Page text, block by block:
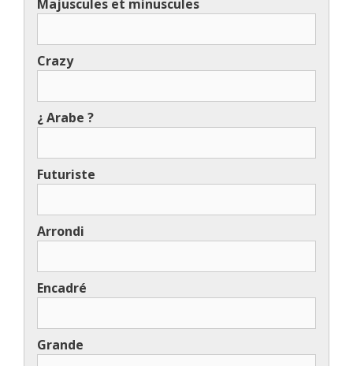
Majuscules et minuscules
Crazy
¿ Arabe ?
Futuriste
Arrondi
Encadré
Grande